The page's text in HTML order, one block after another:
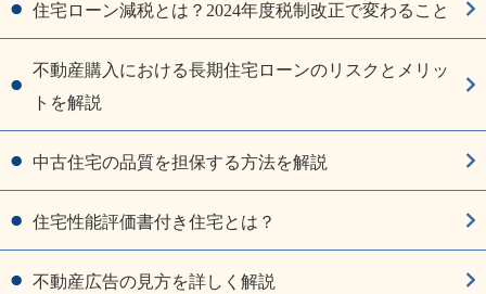
住宅ローン減税とは？2024年度税制改正で変わること
不動産購入における長期住宅ローンのリスクとメリッ
トを解説
中古住宅の品質を担保する方法を解説
住宅性能評価書付き住宅とは？
不動産広告の見方を詳しく解説